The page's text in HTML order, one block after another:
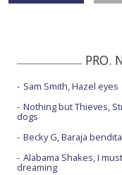
PRO.
Sam Smith, Hazel eyes
Nothing but Thieves,
dogs
Becky G, Baraja bendita
Alabama Shakes, I
dreaming